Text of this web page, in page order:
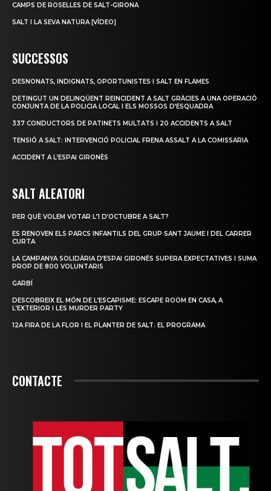
CAMPS DE ROSELLES DE SALT-GIRONA
SALT I LA SEVA NATURA [VÍDEO]
SUCCESSOS
DESNONATS, INDIGNATS, OPORTUNISTES I SALT EN FLAMES
DETINGUT UN DELINQÜENT REINCIDENT A SALT GRÀCIES A UNA OPERACIÓ
CONJUNTA DE LA POLICIA LOCAL I ELS MOSSOS D’ESQUADRA
337 CONDUCTORS DE PATINETS MULTATS I 20 ACCIDENTS A SALT
TENSIÓ A SALT: INTERVENCIÓ POLICIAL FRENA ASSALT A LA COMISSARIA
ACCIDENT A L’ESPAI GIRONÈS
SALT ALEATORI
PER QUÈ VOLEM VOTAR L’1 D’OCTUBRE A SALT?
ES RENOVEN ELS PARCS INFANTILS DEL GRUP SANT JAUME I DEL CARRER
CURTA
LA CAMPANYA SOLIDÀRIA D’ESPAI GIRONÈS SUPERA EXPECTATIVES I SUMA
PROP DE 800 VOLUNTARIS
GARBÍ
DESCOBREIX EL MÓN DE L’ESCAPISME: ESCAPE ROOM EN CASA, A
L’EXTERIOR I LES MURDER PARTY
12A FIRA DE LA FLOR I EL PLANTER DE SALT. EL PROGRAMA
CONTACTE